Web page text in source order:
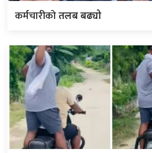
कर्मचारीकोतलब बढ्यो